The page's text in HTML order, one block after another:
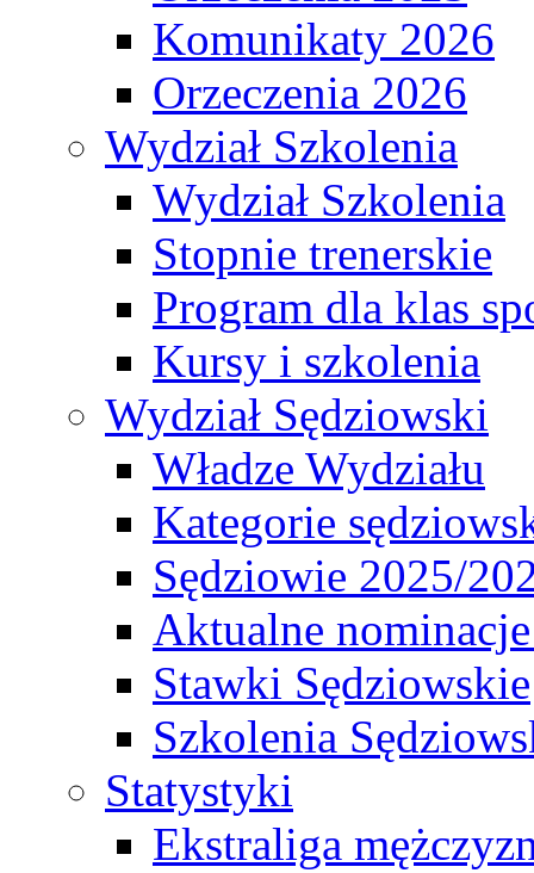
Komunikaty 2026
Orzeczenia 2026
Wydział Szkolenia
Wydział Szkolenia
Stopnie trenerskie
Program dla klas
Kursy i szkolenia
Wydział Sędziowski
Władze Wydziału
Kategorie
Sędziowie 2025/
Aktualne
Stawki Sędziowskie
Szkolenia
Statystyki
Ekstraliga